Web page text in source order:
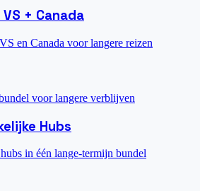
+ Canada
en Canada voor langere reizen
voor langere verblijven
Hubs
in één lange-termijn bundel